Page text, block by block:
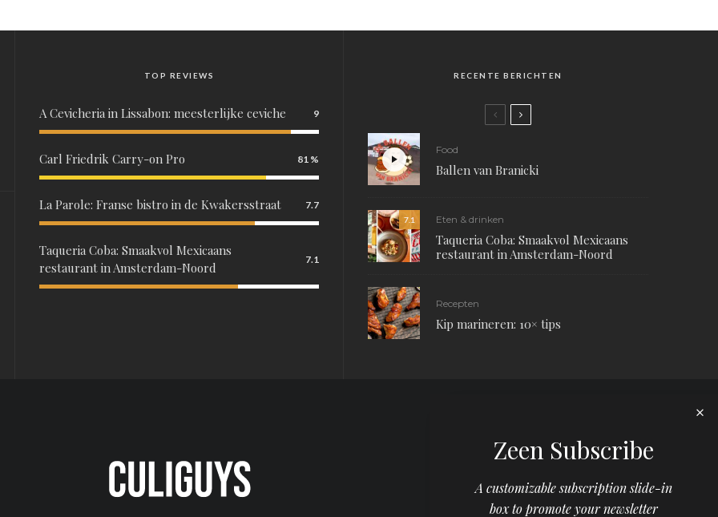
TOP REVIEWS
A Cevicheria in Lissabon: meesterlijke ceviche 9
Carl Friedrik Carry-on Pro 81
La Parole: Franse bistro in de Kwakersstraat 7.7
Taqueria Coba: Smaakvol Mexicaans
restaurant in Amsterdam-Noord
7.1
RECENTE BERICHTEN
Food
Ballen van Branicki
7.1 Eten & drinken
Taqueria Coba: Smaakvol Mexicaans
restaurant in Amsterdam-Noord
Recepten
Kip marineren: 10× tips
Zeen Subscribe
A customizable subscription slide-in
box to promote your newsletter